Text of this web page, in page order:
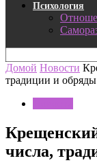
Психология
Домой Новости
традиции и
числа,